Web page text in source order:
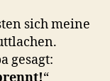
sich meine
gesagt: